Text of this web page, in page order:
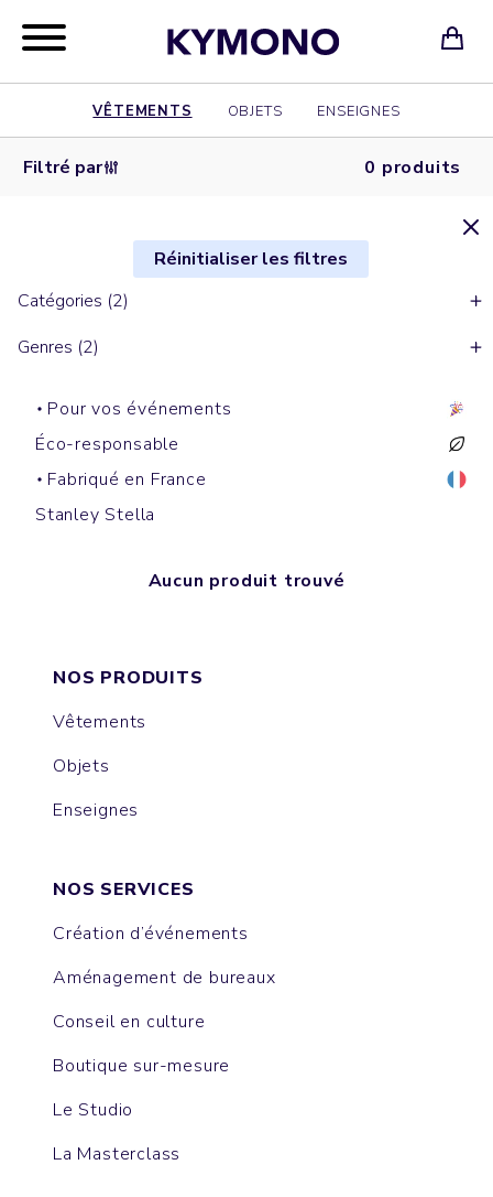
VÊTEMENTS OBJETS ENSEIGNES
Filtré par 0 produits
Réinitialiser les filtres
Catégories (2)
Genres (2)
Pour vos événements
Éco-responsable
Fabriqué en France
Stanley Stella
Aucun produit trouvé
NOS PRODUITS
Vêtements
Objets
Enseignes
NOS SERVICES
Création d’événements
Aménagement de bureaux
Conseil en culture
Boutique sur-mesure
Le Studio
La Masterclass